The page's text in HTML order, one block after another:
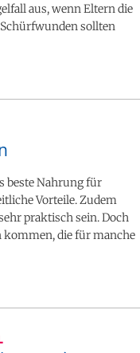
aus, wenn Eltern die
sollten
beste Nahrung für
Vorteile. Zudem
praktisch sein. Doch
kommen, die für manche